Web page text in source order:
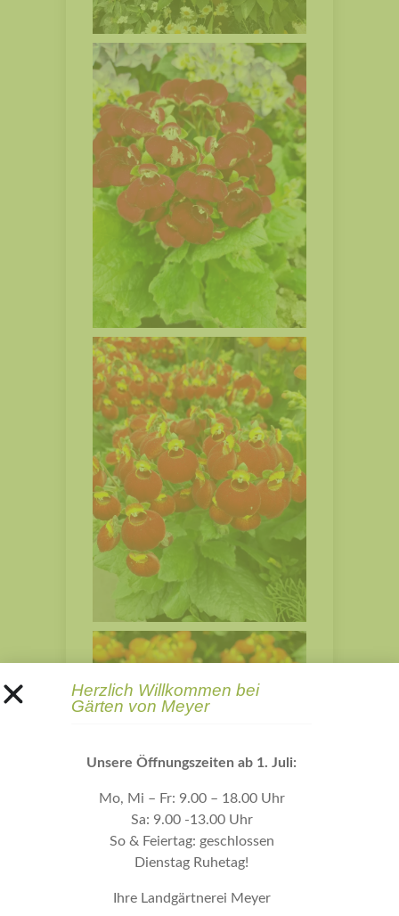
Herzlich Willkommen bei
Gärten von Meyer
Unsere Öffnungszeiten ab 1. Juli:
Mo, Mi – Fr: 9.00 – 18.00 Uhr
Sa: 9.00 -13.00 Uhr
So & Feiertag: geschlossen
Dienstag Ruhetag!
Ihre Landgärtnerei Meyer